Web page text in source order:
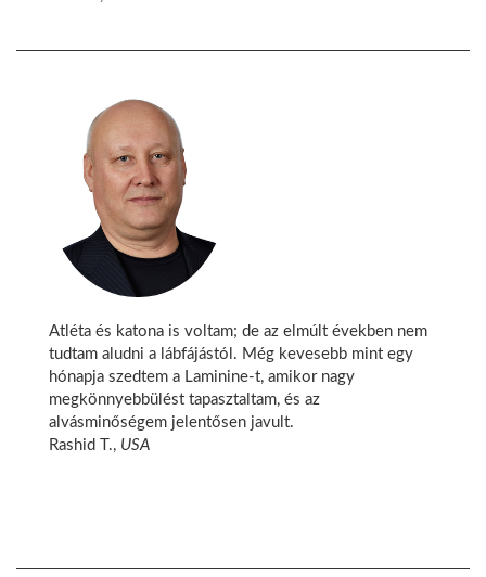
Atléta és katona is voltam; de az elmúlt években nem
tudtam aludni a lábfájástól. Még kevesebb mint egy
hónapja szedtem a Laminine-t, amikor nagy
megkönnyebbülést tapasztaltam, és az
alvásminőségem jelentősen javult.
Rashid T., USA